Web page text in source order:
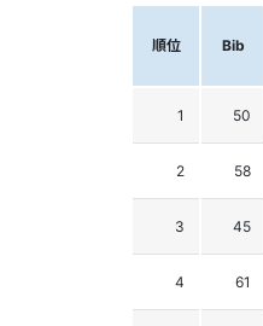
順位 Bib
1 50
2 58
3 45
4 61